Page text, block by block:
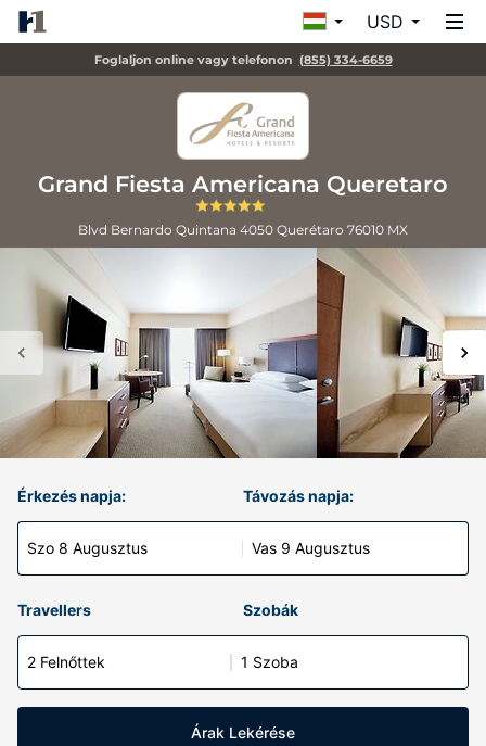
USD
Foglaljon online vagy telefonon (855) 334-6659
Grand Fiesta Americana Queretaro
Blvd Bernardo Quintana 4050 Querétaro 76010 MX
Érkezés napja:
Szo 8 Augusztus
Távozás napja:
Vas 9 Augusztus
Travellers Szobák
2 Felnőttek 1 Szoba
Árak Lekérése